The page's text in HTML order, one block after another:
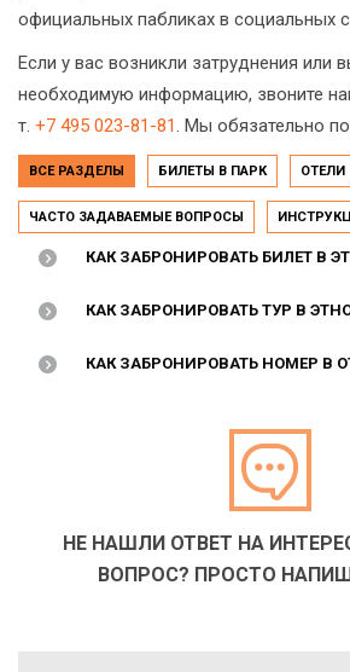
официальных пабликах в социальных
Если у вас возникли затруднения или
необходимую информацию, звоните
т. +7 495 023-81-81. Мы обязательно
ВСЕ РАЗДЕЛЫ БИЛЕТЫ В ПАРК ОТЕЛИ
ЧАСТО ЗАДАВАЕМЫЕ ВОПРОСЫ
КАК ЗАБРОНИРОВАТЬ БИЛЕТ В
КАК ЗАБРОНИРОВАТЬ ТУР В
КАК ЗАБРОНИРОВАТЬ НОМЕР В
НЕ НАШЛИ ОТВЕТ НА
ВОПРОС? ПРОСТО